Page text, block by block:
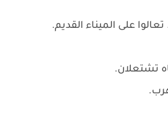
على الميناء القديم.
تشتعلان.